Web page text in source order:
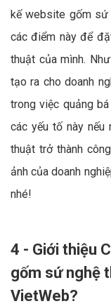
kế website gốm sứ
các điểm này để
thuật của mình.
tạo ra cho doanh
trong việc quảng
các yếu tố này
thuật trở thành
ảnh của doanh
nhé!
4 - Giới thiệu
gốm sứ nghệ
VietWeb?